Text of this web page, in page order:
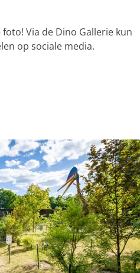
Via de Dino Gallerie kun
op sociale media.